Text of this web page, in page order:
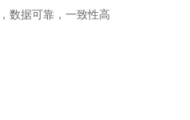
数据可靠，一致性高